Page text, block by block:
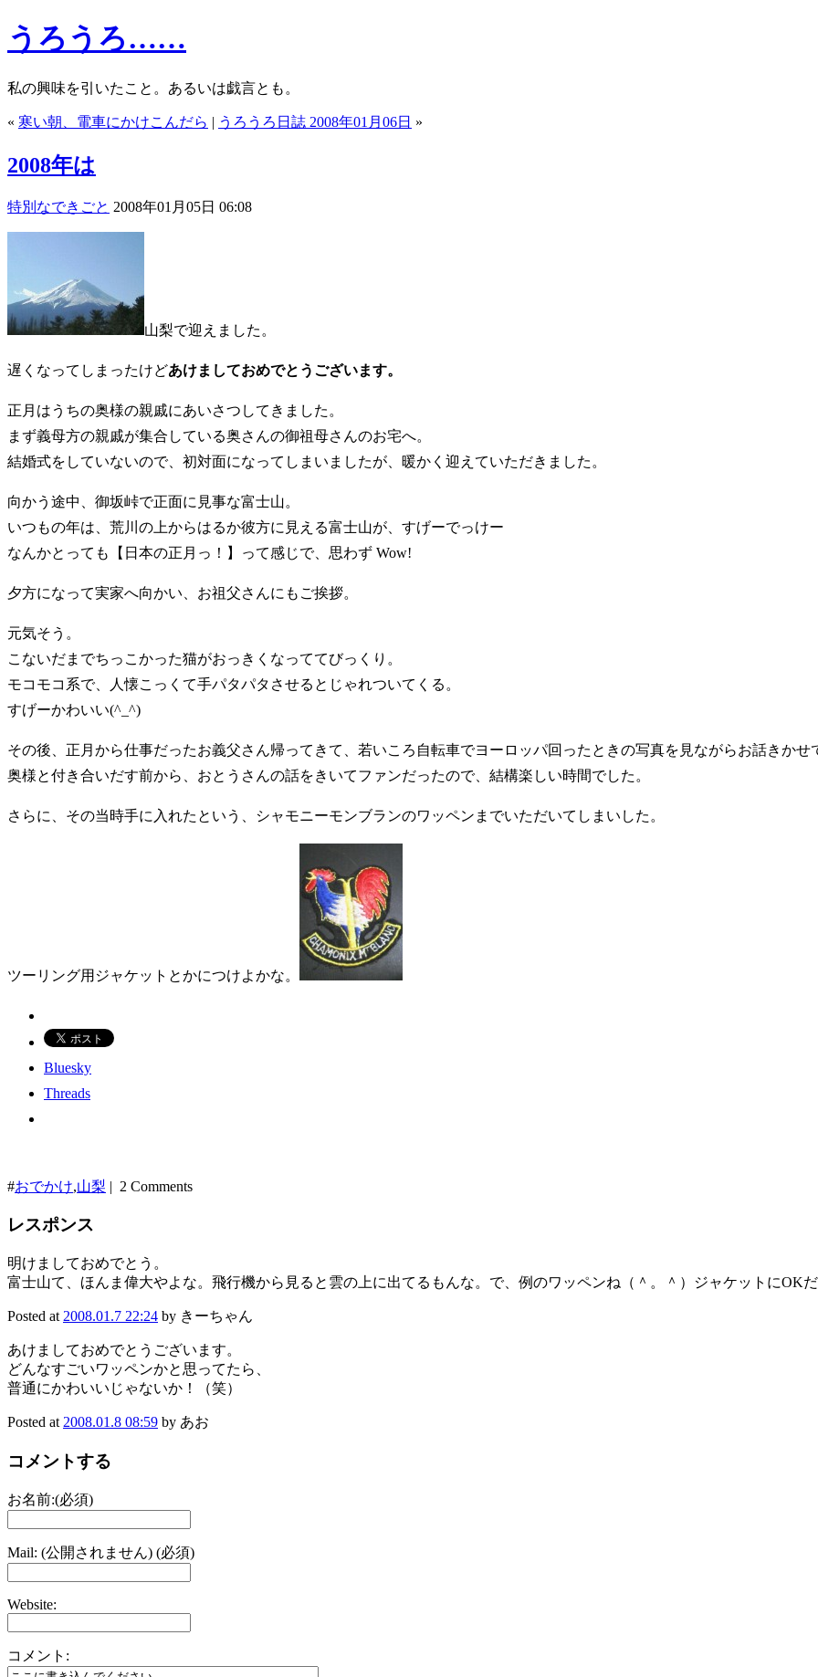
うろうろ……
私の興味を引いたこと。あるいは戯言とも。
« 寒い朝、電車にかけこんだら | うろうろ日誌 2008年01月06日 »
2008年は
特別なできごと 2008年01月05日 06:08
山梨で迎えました。
遅くなってしまったけどあけましておめでとうございます。
正月はうちの奥様の親戚にあいさつしてきました。
まず義母方の親戚が集合している奥さんの御祖母さんのお宅へ。
結婚式をしていないので、初対面になってしまいましたが、暖かく迎えていただきました。
向かう途中、御坂峠で正面に見事な富士山。
いつもの年は、荒川の上からはるか彼方に見える富士山が、すげーでっけー
なんかとっても【日本の正月っ！】って感じで、思わず Wow!
夕方になって実家へ向かい、お祖父さんにもご挨拶。
元気そう。
こないだまでちっこかった猫がおっきくなっててびっくり。
モコモコ系で、人懐こっくて手パタパタさせるとじゃれついてくる。
すげーかわいい(^_^)
その後、正月から仕事だったお義父さん帰ってきて、若いころ自転車でヨーロッパ回ったときの写真を見ながらお話きかせ
奥様と付き合いだす前から、おとうさんの話をきいてファンだったので、結構楽しい時間でした。
さらに、その当時手に入れたという、シャモニーモンブランのワッペンまでいただいてしまいした。
ツーリング用ジャケットとかにつけよかな。
Bluesky
Threads
#おでかけ,山梨 | 2 Comments
レスポンス
明けましておめでとう。
富士山て、ほんま偉大やよな。飛行機から見ると雲の上に出てるもんな。で、例のワッペンね（＾。＾）ジャケットにOK
Posted at 2008.01.7 22:24 by きーちゃん
あけましておめでとうございます。
どんなすごいワッペンかと思ってたら、
普通にかわいいじゃないか！（笑）
Posted at 2008.01.8 08:59 by あお
コメントする
お名前:(必須)
Mail: (公開されません) (必須)
Website:
コメント: